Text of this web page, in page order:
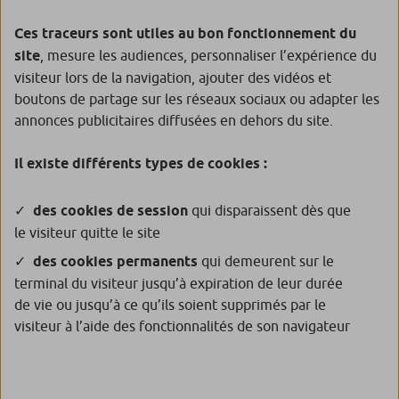
Ces traceurs sont utiles au bon fonctionnement du
site , mesure les audiences, personnaliser l’expérience du
visiteur lors de la navigation, ajouter des vidéos et
boutons de partage sur les réseaux sociaux ou adapter les
annonces publicitaires diffusées en dehors du site.
Il existe différents types de cookies :
des cookies de session qui disparaissent dès que
le visiteur quitte le site
des cookies permanents qui demeurent sur le
terminal du visiteur jusqu’à expiration de leur durée
de vie ou jusqu’à ce qu’ils soient supprimés par le
visiteur à l’aide des fonctionnalités de son navigateur